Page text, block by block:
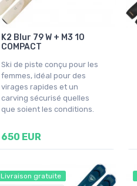
K2 Blur 79 W + M3 10
COMPACT
Ski de piste conçu pour les
femmes, idéal pour des
virages rapides et un
carving sécurisé quelles
que soient les conditions.
650 EUR
Livraison gratuite